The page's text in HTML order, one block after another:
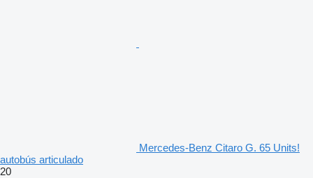
Mercedes-Benz Citaro G. 65 Units!
autobús articulado
20